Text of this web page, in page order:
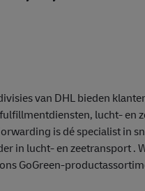
van DHL bieden
lucht- en
is dé specialist in
in lucht- en zeetransport .
GoGreen-